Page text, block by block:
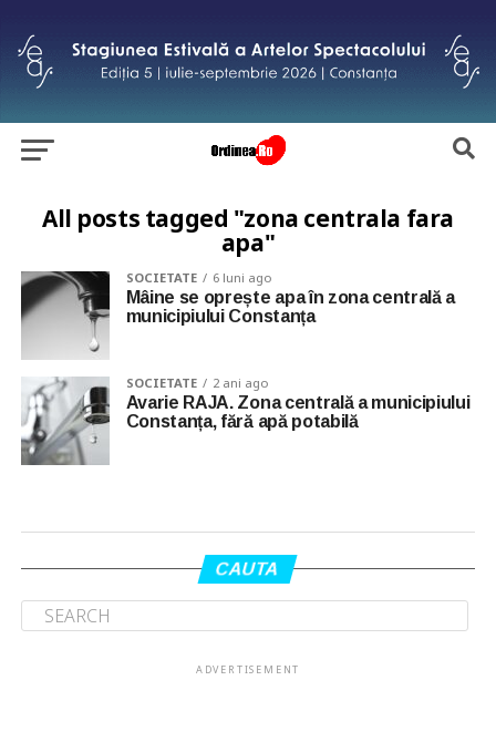
All posts tagged "zona centrala fara
apa"
SOCIETATE 6 luni ago
Mâine se oprește apa în zona centrală a
municipiului Constanța
SOCIETATE 2 ani ago
Avarie RAJA. Zona centrală a municipiului
Constanța, fără apă potabilă
CAUTA
ADVERTISEMENT